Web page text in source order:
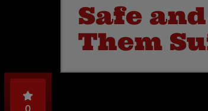
Safe
Them